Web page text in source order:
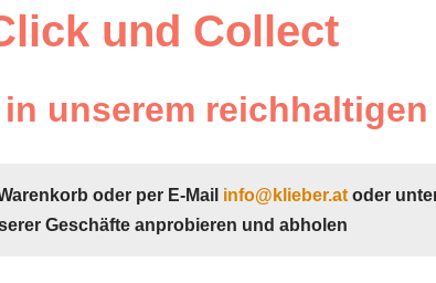
und Collect
unserem
oder per E-Mail info@klieber.at oder
Geschäfte anprobieren und abholen